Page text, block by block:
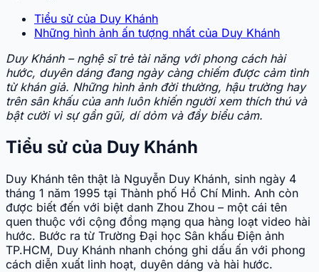
Tiểu sử của Duy Khánh
Những hình ảnh ấn tượng nhất của Duy Khánh
Duy Khánh – nghệ sĩ trẻ tài năng với phong cách hài
hước, duyên dáng đang ngày càng chiếm được cảm tình
từ khán giả. Những hình ảnh đời thường, hậu trường hay
trên sân khấu của anh luôn khiến người xem thích thú và
bật cười vì sự gần gũi, dí dỏm và đầy biểu cảm.
Tiểu sử của Duy Khánh
Duy Khánh tên thật là Nguyễn Duy Khánh, sinh ngày 4
tháng 1 năm 1995 tại Thành phố Hồ Chí Minh. Anh còn
được biết đến với biệt danh Zhou Zhou – một cái tên
quen thuộc với cộng đồng mạng qua hàng loạt video hài
hước. Bước ra từ Trường Đại học Sân khấu Điện ảnh
TP.HCM, Duy Khánh nhanh chóng ghi dấu ấn với phong
cách diễn xuất linh hoạt, duyên dáng và hài hước.